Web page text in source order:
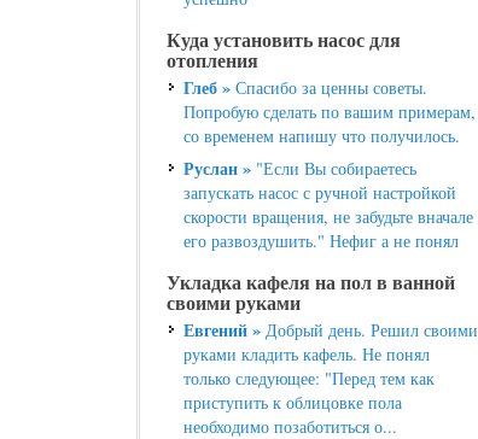
Куда установить насос для
отопления
Глеб »Спасибо за ценны советы.
Попробую сделать по вашим примерам,
со временем напишу что получилось.
Руслан »"Если Вы собираетесь
запускать насос с ручной настройкой
скорости вращения, не забудьте вначале
его развоздушить." Нефиг а не понял
Укладка кафеля на пол в ванной
своими руками
Евгений »Добрый день. Решил своими
руками кладить кафель. Не понял
только следующее: "Перед тем как
приступить к облицовке пола
необходимо позаботиться о...